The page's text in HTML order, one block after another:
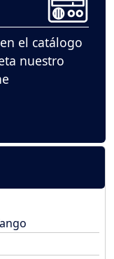
el catálogo
nuestro